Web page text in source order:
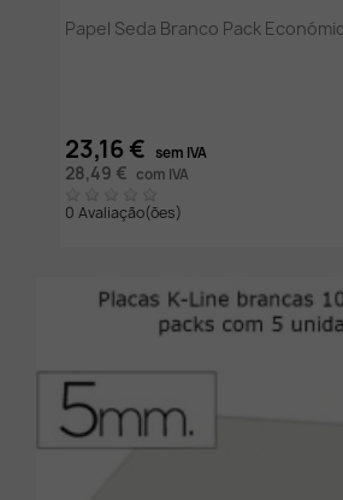
Papel Seda Branco Pack
23,16 € sem IVA
28,49 € com IVA
0 Avaliação(ões)